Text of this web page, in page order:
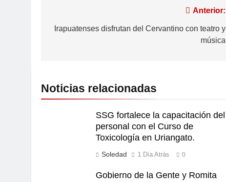
Anterior:
Irapuatenses disfrutan del Cervantino con teatro y
música
Noticias relacionadas
SSG fortalece la capacitación del
personal con el Curso de
Toxicología en Uriangato.
Soledad 1 Día Atrás 0
Gobierno de la Gente y Romita